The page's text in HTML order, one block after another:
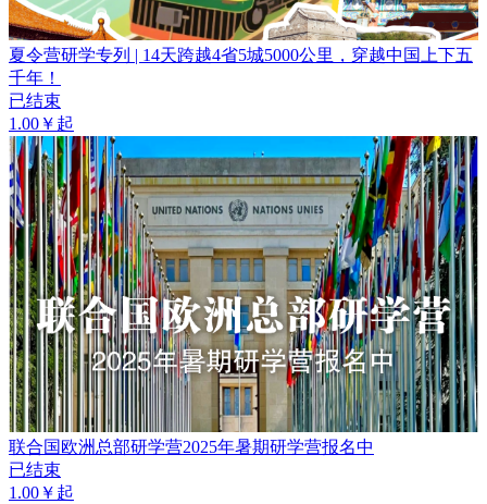
夏令营研学专列 | 14天跨越4省5城5000公里，穿越中国上下五
千年！
已结束
1.00￥起
联合国欧洲总部研学营2025年暑期研学营报名中
已结束
1.00￥起